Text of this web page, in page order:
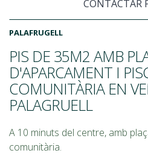
CONTACTAR
PALAFRUGELL
PIS DE 35M2 AMB
D'APARCAMENT I
COMUNITÀRIA EN
PALAGRUELL
A 10 minuts del centre, amb
comunitària.